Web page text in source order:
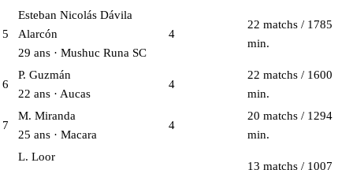
5
Esteban Nicolás Dávila
Alarcón
29 ans · Mushuc Runa SC
4
22 matchs / 1785
min.
6
P. Guzmán
22 ans · Aucas
4
22 matchs / 1600
min.
7
M. Miranda
25 ans · Macara
4
20 matchs / 1294
min.
L. Loor
13 matchs / 1007